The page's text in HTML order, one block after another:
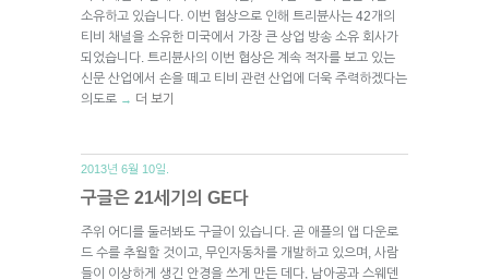
소유하고 있습니다. 이번 협상으로 인해 트리뷴사는 42개의
티비 채널을 소유한 미국에서 가장 큰 상업 방송 소유 회사가
되었습니다. 트리뷴사의 이번 협상은 계속 적자를 보고 있는
신문 산업에서 손을 떼고 티비 관련 산업에 더욱 주력하겠다는
의도로 → 더 보기
2013년 6월 10일.
구글은 21세기의 GE다
주위 어디를 둘러봐도 구글이 있습니다. 곧 애플의 앱 다운로
드 수를 추월할 것이고, 무인자동차를 개발하고 있으며, 사람
들이 이상하게 생긴 안경을 쓰게 만든 데다, 남아공과 스웨덴